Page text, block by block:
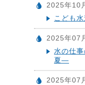
2025年10
こども
2025年07
水の仕
夏―
2025年07